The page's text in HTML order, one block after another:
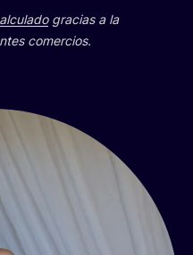
gra­cias a la
comercios.